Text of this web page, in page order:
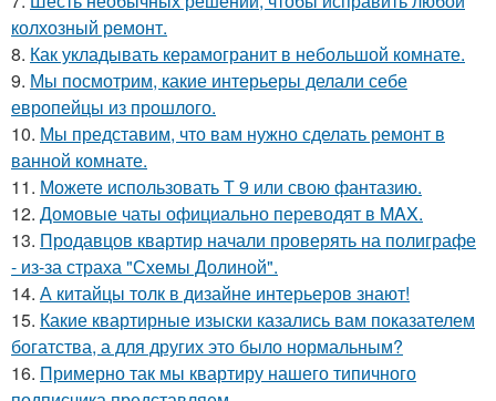
колхозный ремонт.
8. Как укладывать керамогранит в небольшой комнате.
9. Мы посмотрим, какие интерьеры делали себе
европейцы из прошлого.
10. Мы представим, что вам нужно сделать ремонт в
ванной комнате.
11. Можете использовать Т 9 или свою фантазию.
12. Домовые чаты официально переводят в MAX.
13. Продавцов квартир начали проверять на полиграфе
- из-за страха "Схемы Долиной".
14. А китайцы толк в дизайне интерьеров знают!
15. Какие квартирные изыски казались вам показателем
богатства, а для других это было нормальным?
16. Примерно так мы квартиру нашего типичного